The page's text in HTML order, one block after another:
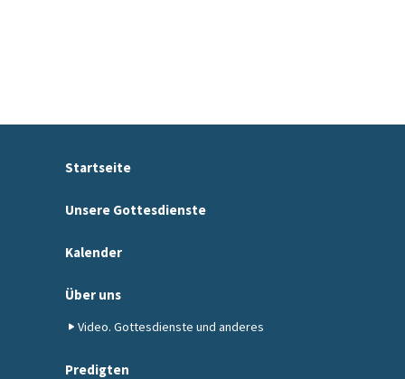
Startseite
Unsere Gottesdienste
Kalender
Über uns
Video. Gottesdienste und anderes
Predigten